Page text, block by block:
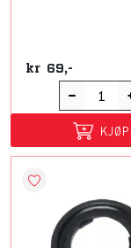
kr 69,-
KJØP